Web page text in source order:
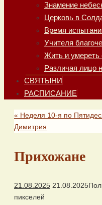
Знамение
Церковь в
Время
Учителя
Жить и умереть
Различая лицо
СВЯТЫНИ
РАСПИСАНИЕ
« Неделя 10-я по
Димитрия
Прихожане
21.08.2025 21.08.2025
пикселей